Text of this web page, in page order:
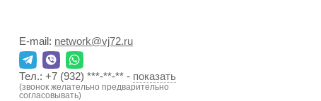
E-mail: network@vj72.ru
Тел.: +7 (932) ***-**-** - показать
(звонок желательно предварительно
согласовывать)